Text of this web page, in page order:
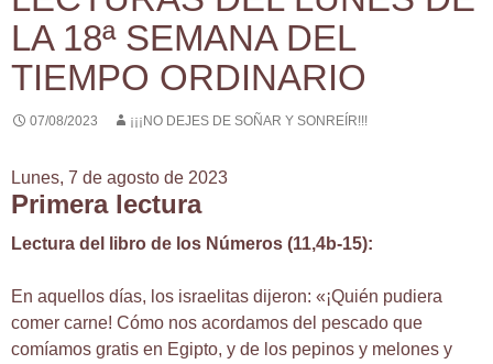
LA 18ª SEMANA DEL
TIEMPO ORDINARIO
07/08/2023 ¡¡¡NO DEJES DE SOÑAR Y SONREÍR!!!
Lunes, 7 de agosto de 2023
Primera lectura
Lectura del libro de los Números (11,4b-15):
En aquellos días, los israelitas dijeron: «¡Quién pudiera
comer carne! Cómo nos acordamos del pescado que
comíamos gratis en Egipto, y de los pepinos y melones y